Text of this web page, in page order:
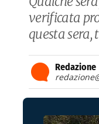
verificata
questa sera,
Redazione